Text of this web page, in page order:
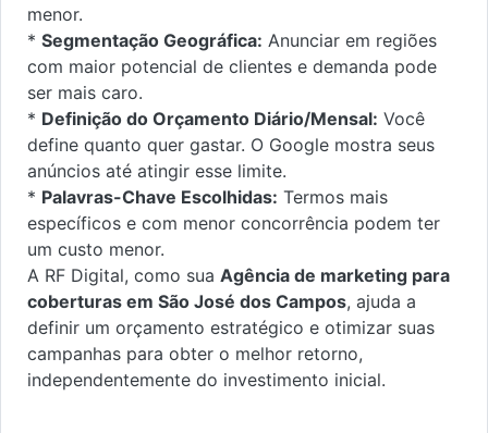
menor.
* Segmentação Geográfica: Anunciar em regiões
com maior potencial de clientes e demanda pode
ser mais caro.
* Definição do Orçamento Diário/Mensal: Você
define quanto quer gastar. O Google mostra seus
anúncios até atingir esse limite.
* Palavras-Chave Escolhidas: Termos mais
específicos e com menor concorrência podem ter
um custo menor.
A RF Digital, como sua Agência de marketing para
coberturas em São José dos Campos, ajuda a
definir um orçamento estratégico e otimizar suas
campanhas para obter o melhor retorno,
independentemente do investimento inicial.